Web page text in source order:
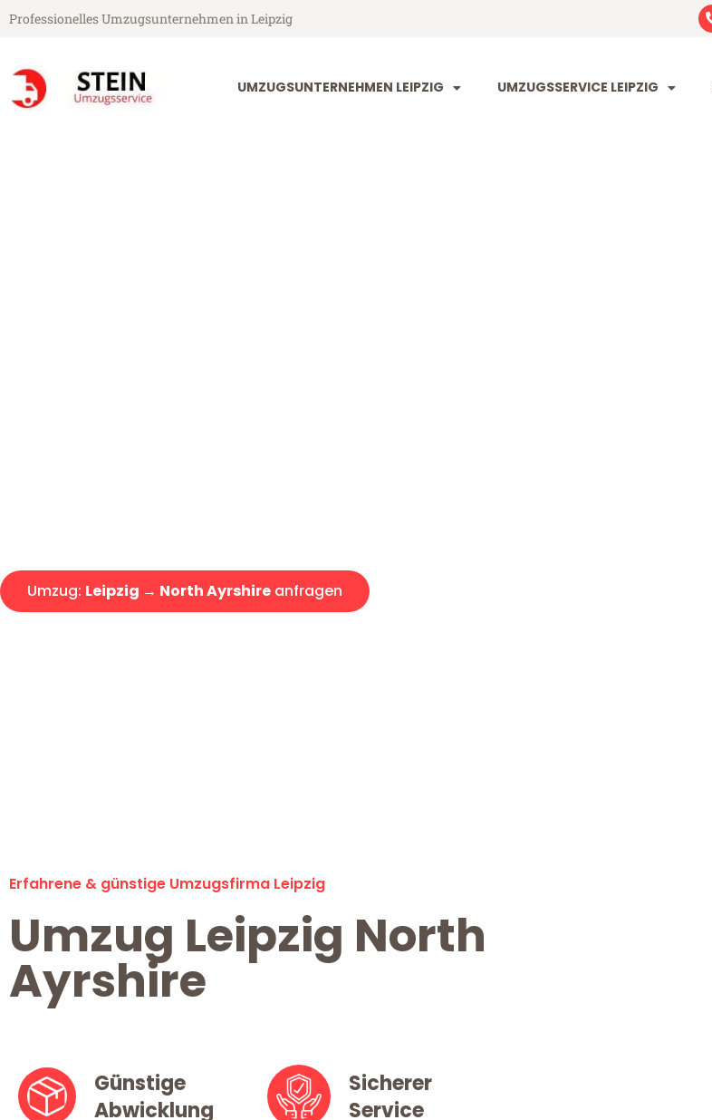
Professionelles Umzugsunternehmen in Leipzig
UMZUGSUNTERNEHMEN LEIPZIG UMZUGSSERVICE LEIPZIG
Umzug: Leipzig → North Ayrshire anfragen
Erfahrene & günstige Umzugsfirma Leipzig
Umzug Leipzig North
Ayrshire
Günstige
Abwicklung
Sicherer
Service